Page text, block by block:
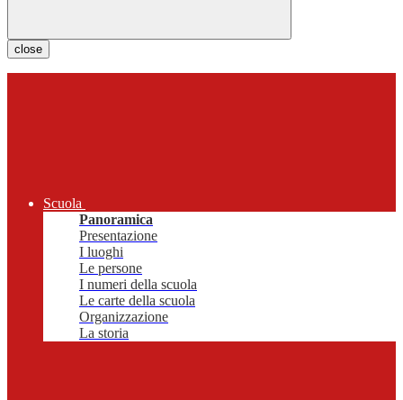
close
Scuola
Panoramica
Presentazione
I luoghi
Le persone
I numeri della scuola
Le carte della scuola
Organizzazione
La storia